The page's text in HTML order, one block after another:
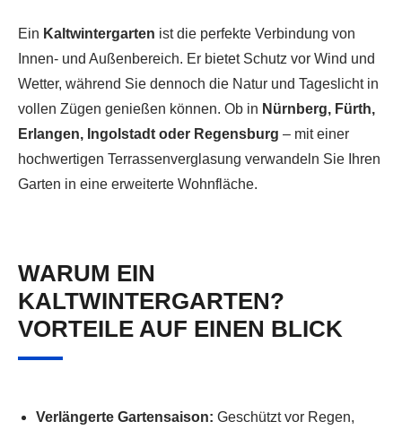
Ein Kaltwintergarten ist die perfekte Verbindung von
Innen- und Außenbereich. Er bietet Schutz vor Wind und
Wetter, während Sie dennoch die Natur und Tageslicht in
vollen Zügen genießen können. Ob in Nürnberg, Fürth,
Erlangen, Ingolstadt oder Regensburg – mit einer
hochwertigen Terrassenverglasung verwandeln Sie Ihren
Garten in eine erweiterte Wohnfläche.
WARUM EIN
KALTWINTERGARTEN?
VORTEILE AUF EINEN BLICK
Verlängerte Gartensaison: Geschützt vor Regen,